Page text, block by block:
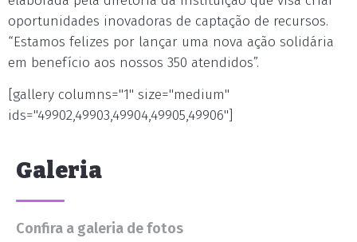
oportunidades inovadoras de captação de recursos.
“Estamos felizes por lançar uma nova ação solidária
em benefício aos nossos 350 atendidos”.
[gallery columns="1" size="medium"
ids="49902,49903,49904,49905,49906"]
Galeria
Confira a galeria de fotos